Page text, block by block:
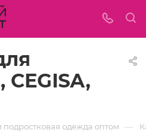
одежда оптом —